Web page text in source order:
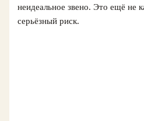
неидеальное звено. Это ещё не
серьёзный риск.